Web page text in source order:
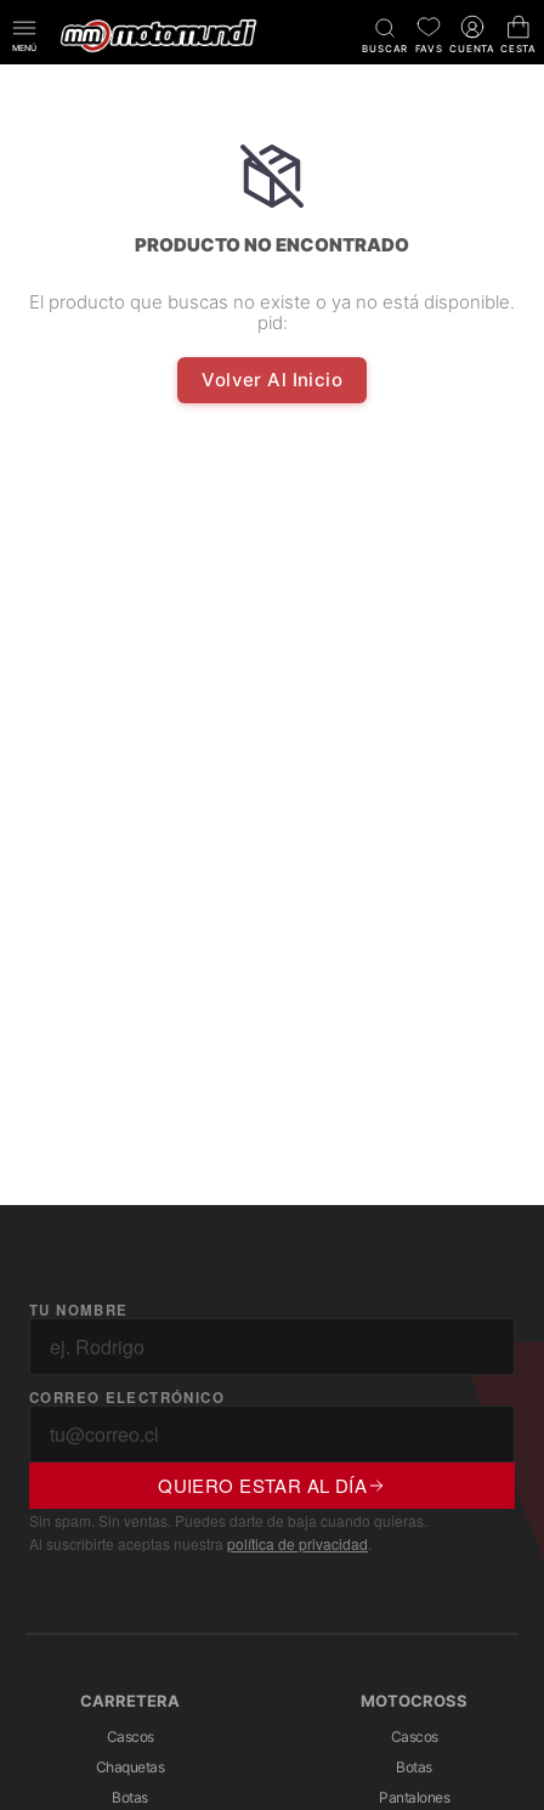
MENÚ BUSCAR FAVS CUENTA CESTA
PRODUCTO NO ENCONTRADO
El producto que buscas no existe o ya no está disponible.
pid:
Volver Al Inicio
TU NOMBRE
CORREO ELECTRÓNICO
QUIERO ESTAR AL DÍA
Sin spam. Sin ventas. Puedes darte de baja cuando quieras.
Al suscribirte aceptas nuestra política de privacidad
CARRETERA
Cascos
Chaquetas
Botas
MOTOCROSS
Cascos
Botas
Pantalones